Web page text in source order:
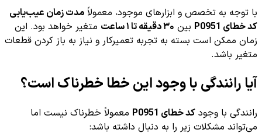
با توجه به تخصص و ابزارهای موجود، معمولاً مدت زمان عیب‌یابی
کد خطای P0951
بین ۳۰ دقیقه تا ۱ ساعت
متغیر خواهد بود. این
زمان ممکن است بسته به تجربه تعمیرکار و نیاز به باز کردن قطعات
متغیر باشد.
آیا رانندگی با وجود این خطا خطرناک است؟
رانندگی با وجود کد خطای P0951
معمولاً خطرناک نیست اما
می‌تواند مشکلات زیر را به دنبال داشته باشد: